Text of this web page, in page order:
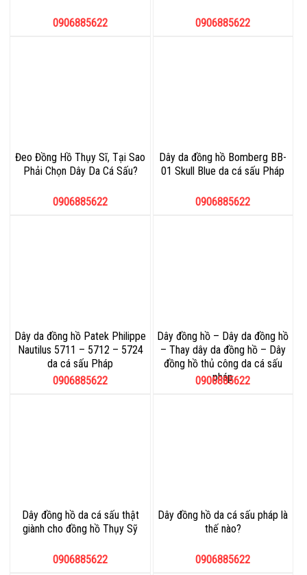
0906885622 0906885622
Đeo Đồng Hồ Thụy Sĩ, Tại Sao
Phải Chọn Dây Da Cá Sấu?
0906885622
Dây da đồng hồ Bomberg BB-
01 Skull Blue da cá sấu Pháp
0906885622
Dây da đồng hồ Patek Philippe
Nautilus 5711 – 5712 – 5724
da cá sấu Pháp
0906885622
Dây đồng hồ – Dây da đồng hồ
– Thay dây da đồng hồ – Dây
đồng hồ thủ công da cá sấu
pháp
0906885622
Dây đồng hồ da cá sấu thật
giành cho đồng hồ Thụy Sỹ
0906885622
Dây đồng hồ da cá sấu pháp là
thế nào?
0906885622